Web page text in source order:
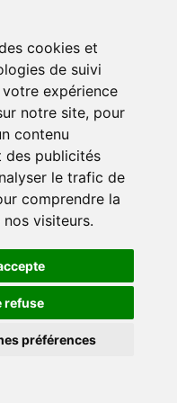
cookies et
de suivi
expérience
notre site, pour
contenu
des publicités
le trafic de
comprendre la
visiteurs.
refuse
préférences